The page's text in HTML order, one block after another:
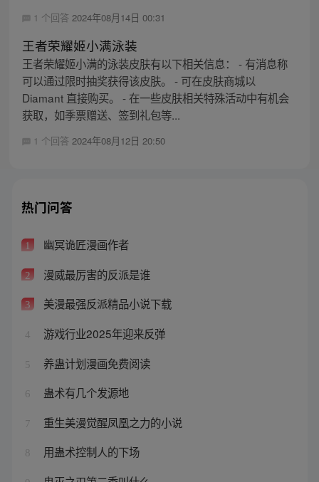
1 个回答 2024年08月14日 00:31
王者荣耀姬小满泳装
王者荣耀姬小满的泳装皮肤有以下相关信息： - 有消息称
可以通过限时抽奖获得该皮肤。 - 可在皮肤商城以
Diamant 直接购买。 - 在一些皮肤相关特殊活动中有机会
获取，如季票赠送、签到礼包等...
1 个回答 2024年08月12日 20:50
热门问答
1 幽冥诡匠漫画作者
2 漫威最厉害的反派是谁
3 美漫最强反派精品小说下载
4 游戏行业2025年迎来反弹
5 养蛊计划漫画免费阅读
6 蛊术有几个发源地
7 重生美漫觉醒凤凰之力的小说
8 用蛊术控制人的下场